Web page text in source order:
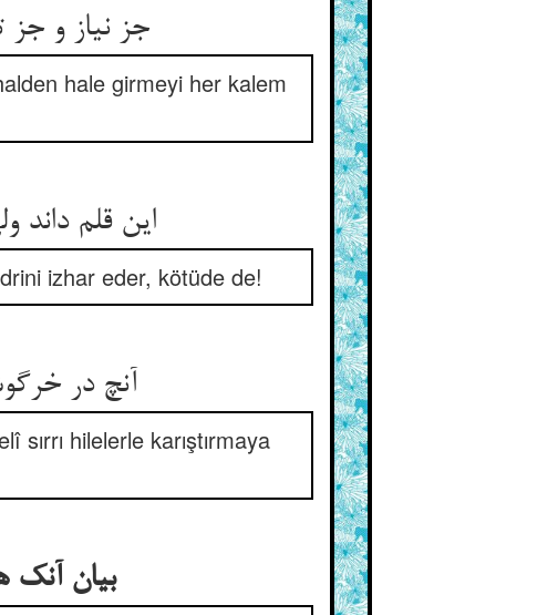
جز نیاز و
hale girmeyi her kalem
این قلم
izhar eder, kötüde de!
آنچ در
sırrı hilelerle karıştırmaya
بیان آنک